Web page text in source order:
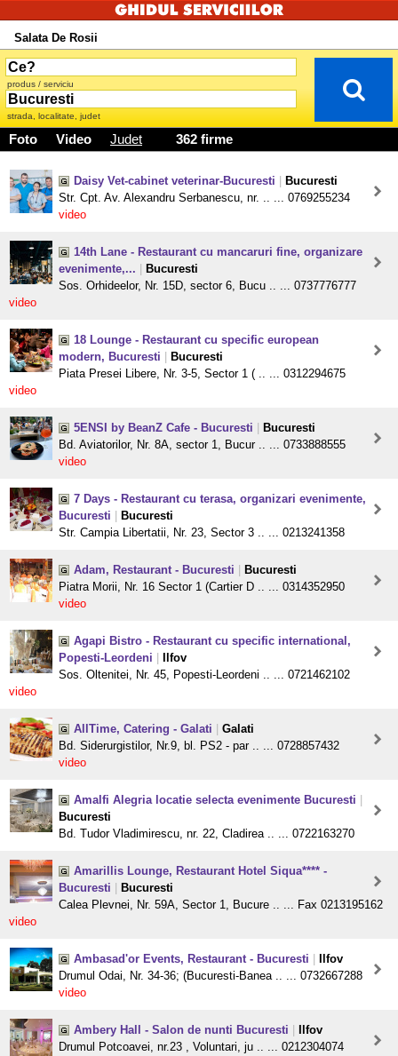
Salata De Rosii
produs / serviciu
strada, localitate, judet
Foto Video Judet 362 firme
Daisy Vet-cabinet veterinar-Bucuresti
Bucuresti
Str. Cpt. Av. Alexandru Serbanescu, nr. .. ... 0769255234
video
14th Lane - Restaurant cu mancaruri fine, organizare
evenimente,...
Bucuresti
Sos. Orhideelor, Nr. 15D, sector 6, Bucu .. ... 0737776777
video
18 Lounge - Restaurant cu specific european
modern, Bucuresti
Bucuresti
Piata Presei Libere, Nr. 3-5, Sector 1 ( .. ... 0312294675
video
5ENSI by BeanZ Cafe - Bucuresti
Bucuresti
Bd. Aviatorilor, Nr. 8A, sector 1, Bucur .. ... 0733888555
video
7 Days - Restaurant cu terasa, organizari evenimente,
Bucuresti
Bucuresti
Str. Campia Libertatii, Nr. 23, Sector 3 .. ... 0213241358
Adam, Restaurant - Bucuresti
Bucuresti
Piatra Morii, Nr. 16 Sector 1 (Cartier D .. ... 0314352950
video
Agapi Bistro - Restaurant cu specific international,
Popesti-Leordeni
Ilfov
Sos. Oltenitei, Nr. 45, Popesti-Leordeni .. ... 0721462102
video
AllTime, Catering - Galati
Galati
Bd. Siderurgistilor, Nr.9, bl. PS2 - par .. ... 0728857432
video
Amalfi Alegria locatie selecta evenimente Bucuresti
Bucuresti
Bd. Tudor Vladimirescu, nr. 22, Cladirea .. ... 0722163270
Amarillis Lounge, Restaurant Hotel Siqua**** -
Bucuresti
Bucuresti
Calea Plevnei, Nr. 59A, Sector 1, Bucure .. ... Fax 0213195162
video
Ambasad'or Events, Restaurant - Bucuresti
Ilfov
Drumul Odai, Nr. 34-36; (Bucuresti-Banea .. ... 0732667288
video
Ambery Hall - Salon de nunti Bucuresti
Ilfov
Drumul Potcoavei, nr.23 , Voluntari, ju .. ... 0212304074